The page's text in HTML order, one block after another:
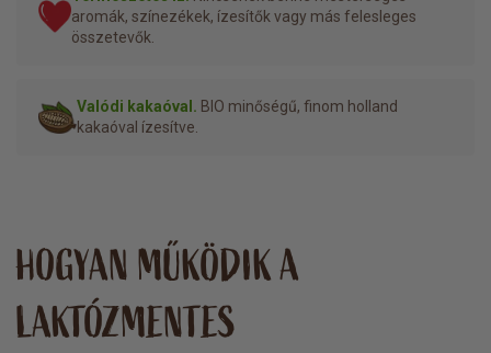
aromák, színezékek, ízesítők vagy más felesleges
összetevők.
Valódi kakaóval. BIO minőségű, finom holland
kakaóval ízesítve.
HOGYAN MŰKÖDIK A
LAKTÓZMENTES